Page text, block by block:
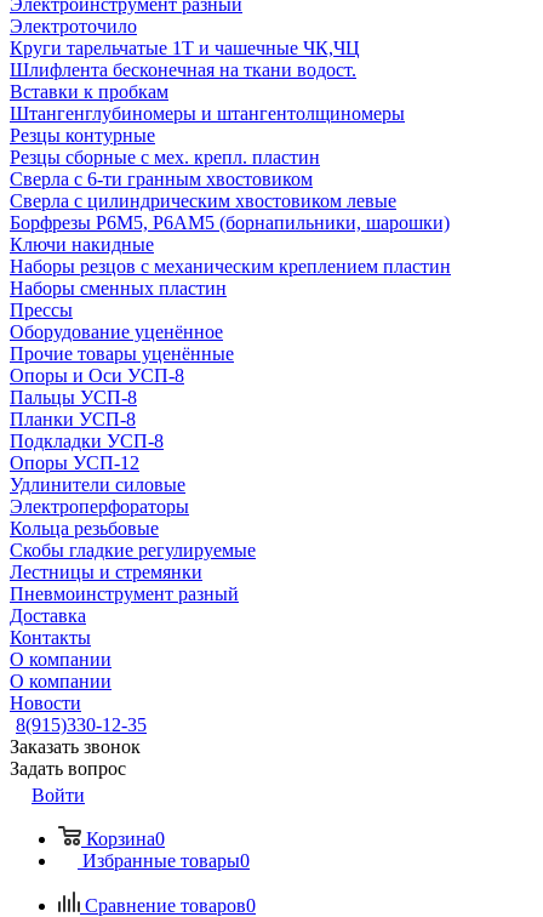
Электроинструмент разный
Электроточило
Круги тарельчатые 1Т и чашечные ЧК,ЧЦ
Шлифлента бесконечная на ткани водост.
Вставки к пробкам
Штангенглубиномеры и штангентолщиномеры
Резцы контурные
Резцы сборные с мех. крепл. пластин
Сверла с 6-ти гранным хвостовиком
Сверла с цилиндрическим хвостовиком левые
Борфрезы Р6М5, Р6АМ5 (борнапильники, шарошки)
Ключи накидные
Наборы резцов с механическим креплением пластин
Наборы сменных пластин
Прессы
Оборудование уценённое
Прочие товары уценённые
Опоры и Оси УСП-8
Пальцы УСП-8
Планки УСП-8
Подкладки УСП-8
Опоры УСП-12
Удлинители силовые
Электроперфораторы
Кольца резьбовые
Скобы гладкие регулируемые
Лестницы и стремянки
Пневмоинструмент разный
Доставка
Контакты
О компании
О компании
Новости
8(915)330-12-35
Заказать звонок
Задать вопрос
Войти
Корзина0
Избранные товары0
Сравнение товаров0